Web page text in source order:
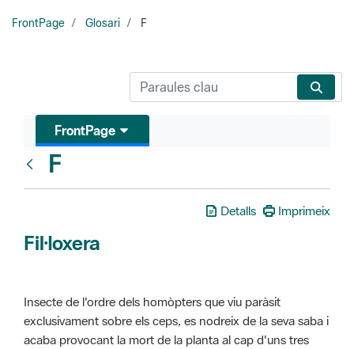
FrontPage Glosari F
FrontPage
F
Detalls Imprimeix
Fil·loxera
Insecte de l'ordre dels homòpters que viu paràsit
exclusivament sobre els ceps, es nodreix de la seva saba i
acaba provocant la mort de la planta al cap d'uns tres